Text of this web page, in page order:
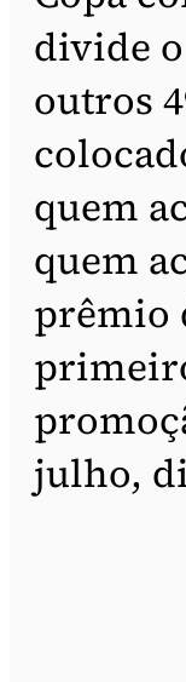
divide
outros
quem
quem
prêmio
julho,